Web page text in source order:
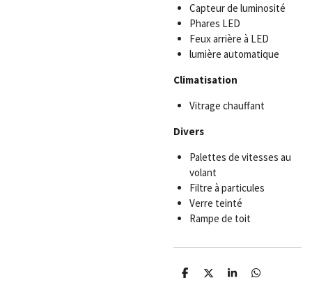
Capteur de luminosité
Phares LED
Feux arrière à LED
lumière automatique
Climatisation
Vitrage chauffant
Divers
Palettes de vitesses au
volant
Filtre à particules
Verre teinté
Rampe de toit
P
P
P
P